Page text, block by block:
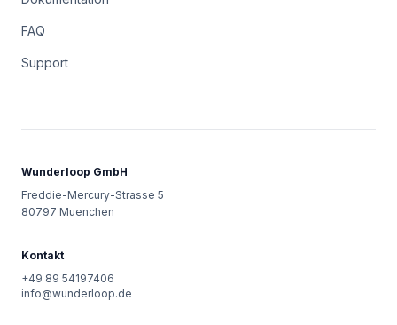
FAQ
Support
Wunderloop GmbH
Freddie-Mercury-Strasse 5
80797 Muenchen
Kontakt
+49 89 54197406
info@wunderloop.de